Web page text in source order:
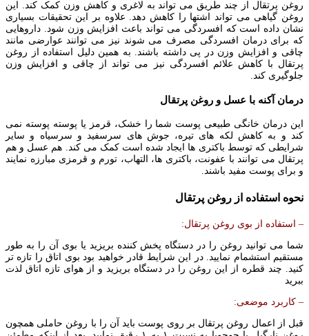
روغن پرتقال از چند طریق می تواند به لاغری و کاهش وزن کمک کند. این
روغن گیاهی می تواند اشتها را کاهش دهد. علاوه بر این تحقیقات بسیاری
نشان داده است که افسردگی می تواند باعث افزایش وزن شود. داروهایی
که برای درمان افسردگی مصرف می شوند نیز می توانند عوارضی مانند
چاقی و افزایش وزن در پی داشته باشند. به همین دلیل استفاده از روغن
پرتقال با کاهش علائم افسردگی نیز می تواند از چاقی و افزایش وزن
جلوگیری کند.
درمان آکنه با عسل و روغن پرتقال
این درمان خانگی طبیعی پوست شما را خشک، قرمز یا پوسته پوسته نمی
کند و به کاهش لکه های تیره، جوش های سرسفید و سرسیاه و سایر
شرایطی که توسط باکتری ها ایجاد شده است کمک می کند. هم عسل و هم
پرتقال می توانند با عفونت، باکتری ها، التهاب، تورم و قرمزی مبارزه نمایند
و برای پوست مفید باشند.
نحوه استفاده از روغن پرتقال
– استفاده از بوی روغن پرتقال:
شما می توانید روغن را در دستگاه پخش کننده بریزید یا بوی آن را به طور
مستقیم استشمام نمایید. در این شرایط قادر خواهید بود بوی اتاق را تازه تر
کنید. چند قطره از این روغن را در دستگاه بریزید و از هوای تازه اتاق لذت
ببرید
– کاربرد موضعی:
قبل از اعمال روغن پرتقال بر روی پوست باید آن را با روغن حاملی همچون